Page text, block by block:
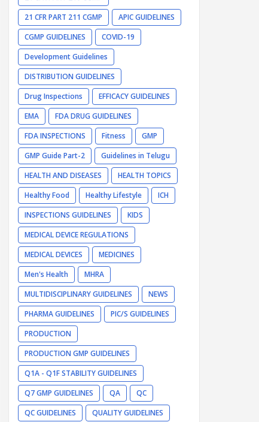
21 CFR PART 211 CGMP
APIC GUIDELINES
CGMP GUIDELINES
COVID-19
Development Guidelines
DISTRIBUTION GUIDELINES
Drug Inspections
EFFICACY GUIDELINES
EMA
FDA DRUG GUIDELINES
FDA INSPECTIONS
Fitness
GMP
GMP Guide Part-2
Guidelines in Telugu
HEALTH AND DISEASES
HEALTH TOPICS
Healthy Food
Healthy Lifestyle
ICH
INSPECTIONS GUIDELINES
KIDS
MEDICAL DEVICE REGULATIONS
MEDICAL DEVICES
MEDICINES
Men's Health
MHRA
MULTIDISCIPLINARY GUIDELINES
NEWS
PHARMA GUIDELINES
PIC/S GUIDELINES
PRODUCTION
PRODUCTION GMP GUIDELINES
Q1A - Q1F STABILITY GUIDELINES
Q7 GMP GUIDELINES
QA
QC
QC GUIDELINES
QUALITY GUIDELINES